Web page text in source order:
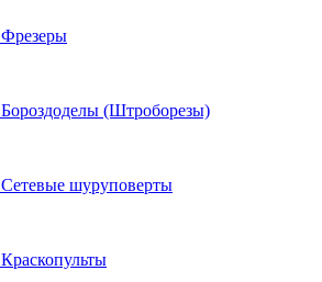
Фрезеры
Бороздоделы (Штроборезы)
Сетевые шуруповерты
Краскопульты